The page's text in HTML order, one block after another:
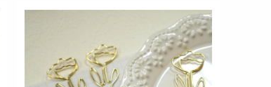
ント ギフト 手帳 読書 バインダー 勉強 オ
フィス かわいい ステーショナリー 日記 春